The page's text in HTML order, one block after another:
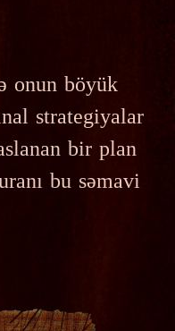
onun böyük
strategiyalar
bir plan
bu səmavi